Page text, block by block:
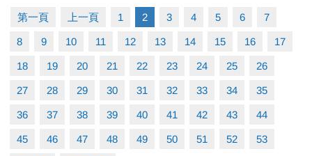
- 請攜帶發票及刷卡單【如發票有打統編須攜帶公司大
小章】
第一頁 上一頁 1 2 3 4 5 6 7
8 9 10 11 12 13 14 15 16 17
18 19 20 21 22 23 24 25 26
27 28 29 30 31 32 33 34 35
36 37 38 39 40 41 42 43 44
45 46 47 48 49 50 51 52 53